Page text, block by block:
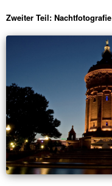
Zweiter Teil: Nachtfotografie